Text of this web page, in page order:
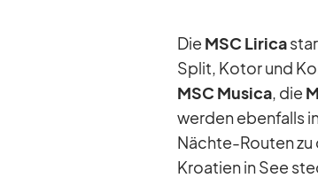
Die MSC Li­rica
Split, Ko­tor und
MSC Mu­sica, die
wer­den eben­falls
Nächte-Rou­ten zu
Kroa­tien in See